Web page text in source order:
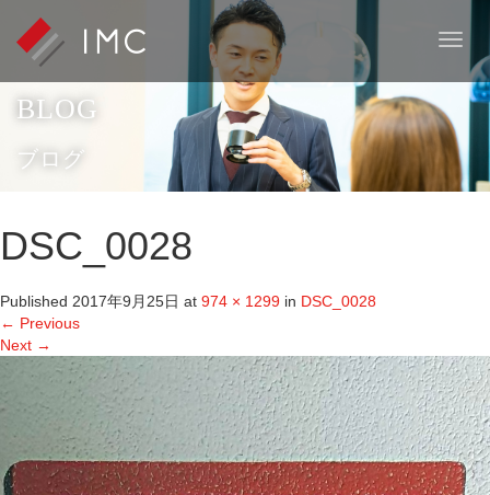
T
g
l
e
a
n
BLOG
ブログ
DSC_0028
Published 2017年9月25日 at 974 × 1299 in DSC_0028
← Previous
Next →